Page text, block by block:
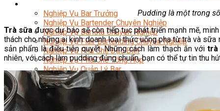
Nghiệp Vụ Bar Trưởng
Nghiệp Vụ Bartender Chuyên Nghiệp
Nghiệp Vụ Barista Chuyên Nghiệp
Nghiệp Vụ Flair Bartending Chuyên Nghiệp
Nghiệp Vụ Pha Chế Đặc Biệt
Nghiệp Vụ Pha Chế Tổng Hợp
Nghiệp Vụ Quản Lý Bar
Chuyên Gia Cà Phê
Cà Phê Pha Máy
Khởi Sự Kinh Doanh Cafe – Chuỗi Cafe
Bí Quyết Khởi Nghiệp Mô Hình Đồ Uống
Pudding là một trong
Trà sữa được dự báo sẽ còn tiếp tục phát triển mạnh mẽ,
thách cho những ai kinh doanh loại thức uống pha từ trà và
sản phẩm là điều tiên quyết. Những cách làm thạch ăn với trà
nhiên, với cách làm pudding đúng chuẩn, bạn có thể tự tin thu